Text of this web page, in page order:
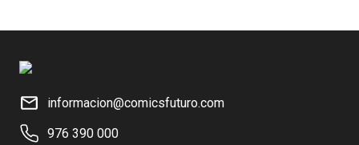
informacion@comicsfuturo.com
976 390 000